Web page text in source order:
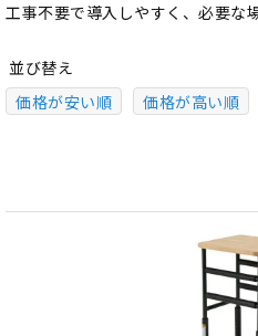
工事不要で導入しやすく、必要な
並び替え
価格が安い順
価格が高い順